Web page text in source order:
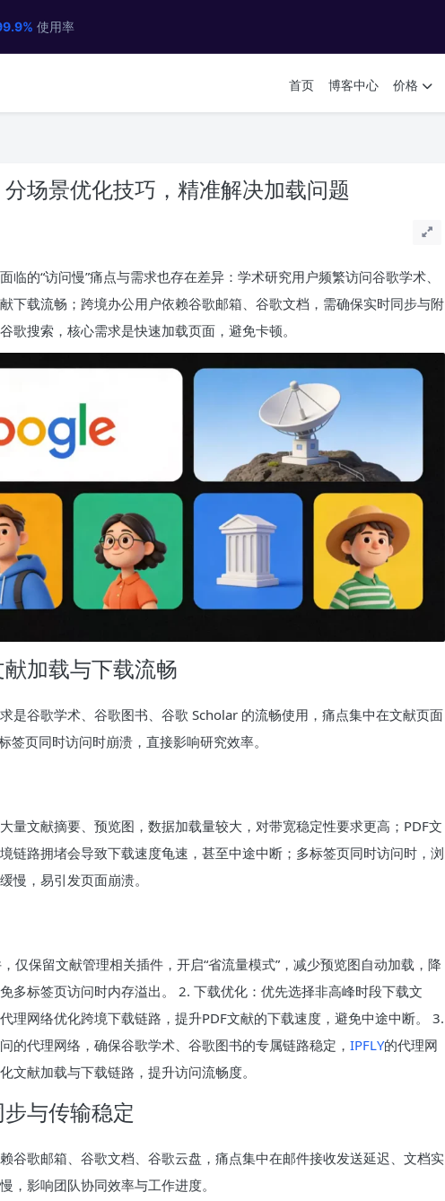
使用率
首页 博客中心 价格
场景优化技巧，精准解决加载问题
临的“访问慢”痛点与需求也存在差异：学术研究用户频繁访问谷歌学术、
下载流畅；跨境办公用户依赖谷歌邮箱、谷歌文档，需确保实时同步与附
歌搜索，核心需求是快速加载页面，避免卡顿。
加载与下载流畅
是谷歌学术、谷歌图书、谷歌 Scholar 的流畅使用，痛点集中在文献页面
签页同时访问时崩溃，直接影响研究效率。
量文献摘要、预览图，数据加载量较大，对带宽稳定性要求更高；PDF文
链路拥堵会导致下载速度龟速，甚至中途中断；多标签页同时访问时，浏
慢，易引发页面崩溃。
仅保留文献管理相关插件，开启“省流量模式”，减少预览图自动加载，降
多标签页访问时内存溢出。 2. 下载优化：优先选择非高峰时段下载文
理网络优化跨境下载链路，提升PDF文献的下载速度，避免中途中断。 3.
的代理网络，确保谷歌学术、谷歌图书的专属链路稳定， IPFLY的代理网
文献加载与下载链路，提升访问流畅度。
与传输稳定
谷歌邮箱、谷歌文档、谷歌云盘，痛点集中在邮件接收发送延迟、文档实
，影响团队协同效率与工作进度。